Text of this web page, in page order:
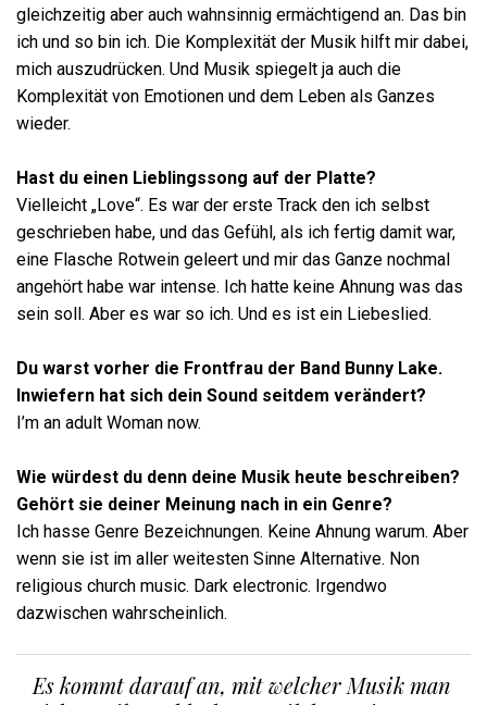
gleichzeitig aber auch wahnsinnig ermächtigend an. Das bin
ich und so bin ich. Die Komplexität der Musik hilft mir dabei,
mich auszudrücken. Und Musik spiegelt ja auch die
Komplexität von Emotionen und dem Leben als Ganzes
wieder.
Hast du einen Lieblingssong auf der Platte?
Vielleicht „Love“. Es war der erste Track den ich selbst
geschrieben habe, und das Gefühl, als ich fertig damit war,
eine Flasche Rotwein geleert und mir das Ganze nochmal
angehört habe war intense. Ich hatte keine Ahnung was das
sein soll. Aber es war so ich. Und es ist ein Liebeslied.
Du warst vorher die Frontfrau der Band Bunny Lake.
Inwiefern hat sich dein Sound seitdem verändert?
I’m an adult Woman now.
Wie würdest du denn deine Musik heute beschreiben?
Gehört sie deiner Meinung nach in ein Genre?
Ich hasse Genre Bezeichnungen. Keine Ahnung warum. Aber
wenn sie ist im aller weitesten Sinne Alternative. Non
religious church music. Dark electronic. Irgendwo
dazwischen wahrscheinlich.
Es kommt darauf an, mit welcher Musik man